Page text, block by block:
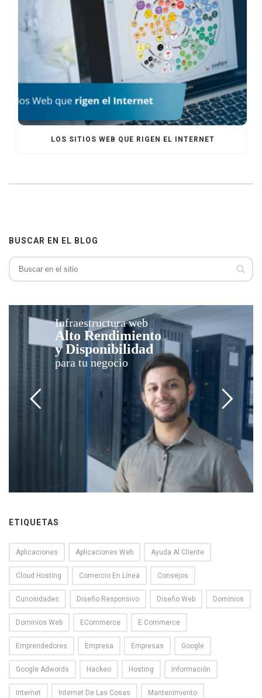
LOS SITIOS WEB QUE RIGEN EL INTERNET
BUSCAR EN EL BLOG
Infraestructura web
Alto Rendimiento
y Disponibilidad
para tu negocio
ETIQUETAS
Aplicaciones Aplicaciones Web Ayuda Al Cliente
Cloud Hosting Comercio En Línea Consejos
Curiosidades Diseño Responsivo Diseño Web Dominios
Dominios Web ECommerce E Commerce
Emprendedores Empresa Empresas Google
Google Adwords Hackeo Hosting Información
Internet Internet De Las Cosas Mantenimiento